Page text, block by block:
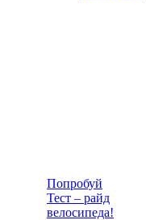
Попробуй
Тест – райд
велосипеда!